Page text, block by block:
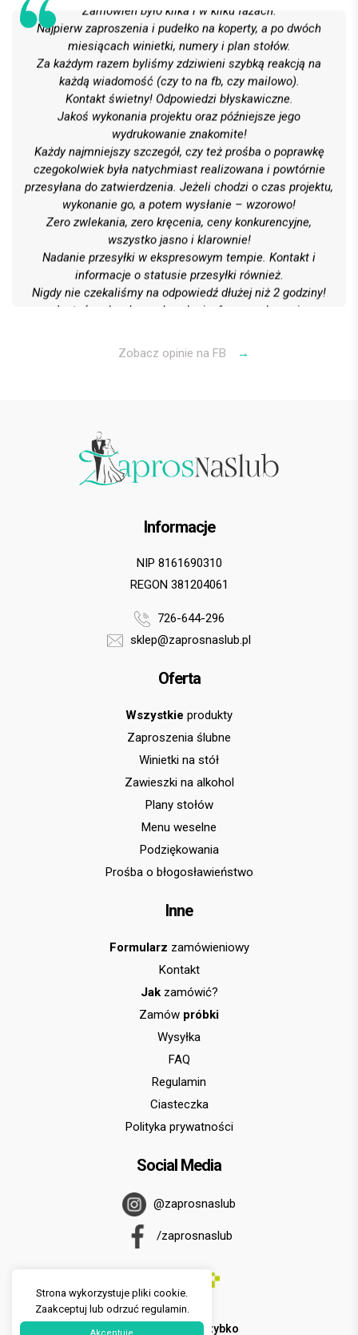
Zamówień było kilka i w kilku fazach.
Najpierw zaproszenia i pudełko na koperty, a po dwóch
miesiącach winietki, numery i plan stołów.
Za każdym razem byliśmy zdziwieni szybką reakcją na
każdą wiadomość (czy to na fb, czy mailowo).
Kontakt świetny! Odpowiedzi błyskawiczne.
Jakoś wykonania projektu oraz późniejsze jego
wydrukowanie znakomite!
Każdy najmniejszy szczegół, czy też prośba o poprawkę
czegokolwiek była natychmiast realizowana i powtórnie
przesyłana do zatwierdzenia. Jeżeli chodzi o czas projektu,
wykonanie go, a potem wysłanie – wzorowo!
Zero zwlekania, zero kręcenia, ceny konkurencyjne,
wszystko jasno i klarownie!
Nadanie przesyłki w ekspresowym tempie. Kontakt i
informacje o statusie przesyłki również.
Nigdy nie czekaliśmy na odpowiedź dłużej niż 2 godziny!
Jesteśmy bardzo zadowoleni z formy wykonania
Polecamy gorąco! 6 gwiazdek na 5 możliwych
Zobacz opinie na FB →
Informacje
NIP 8161690310
REGON 381204061
726-644-296
sklep@zaprosnaslub.pl
Oferta
Wszystkie produkty
Zaproszenia ślubne
Winietki na stół
Zawieszki na alkohol
Plany stołów
Menu weselne
Podziękowania
Prośba o błogosławieństwo
Inne
Formularz zamówieniowy
Kontakt
Jakzamówić?
Zamów próbki
Wysyłka
FAQ
Regulamin
Ciasteczka
Polityka prywatności
Social Media
@zaprosnaslub
/zaprosnaslub
U nas zapłacisz szybko
Strona wykorzystuje pliki cookie.
Zaakceptuj lub odrzuć regulamin.